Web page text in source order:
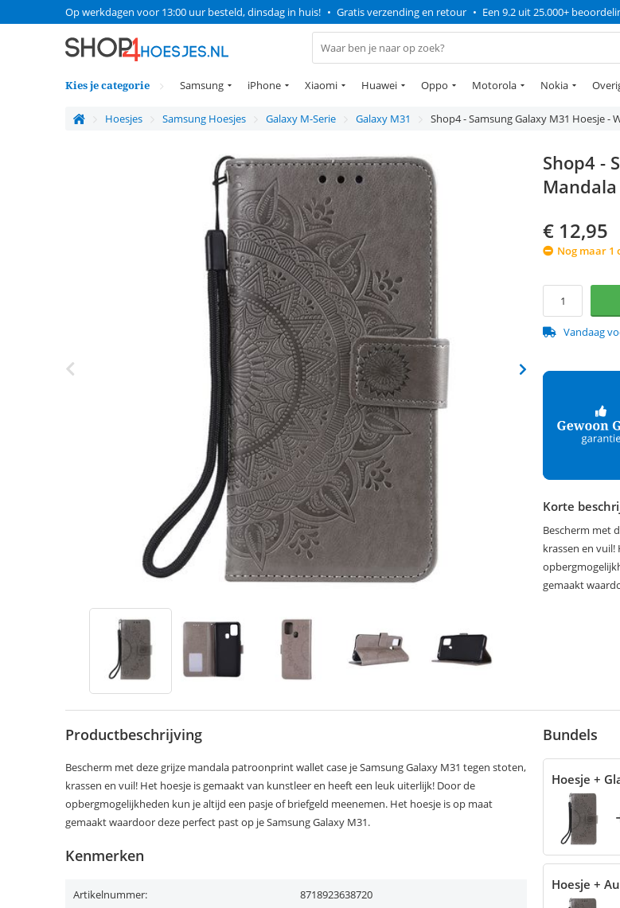
Op werkdagen voor 13:00 uur besteld, dinsdag in huis! • Gratis verzending en retour • Een 9.2 uit 25.000+
Kies je categorie Samsung iPhone Xiaomi Huawei Oppo Motorola Nokia
Hoesjes Samsung Hoesjes Galaxy M-Serie Galaxy M31 Shop4 - Samsung Galaxy M31 Hoesje -
Shop4 -
€ 12,95
Nog maar 1
Vandaag
Korte
Bescherm met
krassen en
gemaakt
Productbeschrijving
Bescherm met deze grijze mandala patroonprint wallet case je Samsung Galaxy M31 tegen stoten,
krassen en vuil! Het hoesje is gemaakt van kunstleer en heeft een leuk uiterlijk! Door de
opbergmogelijkheden kun je altijd een pasje of briefgeld meenemen. Het hoesje is op maat
gemaakt waardoor deze perfect past op je Samsung Galaxy M31.
Kenmerken
Artikelnummer: 8718923638720
Bundels
Hoesje +
Hoesje +